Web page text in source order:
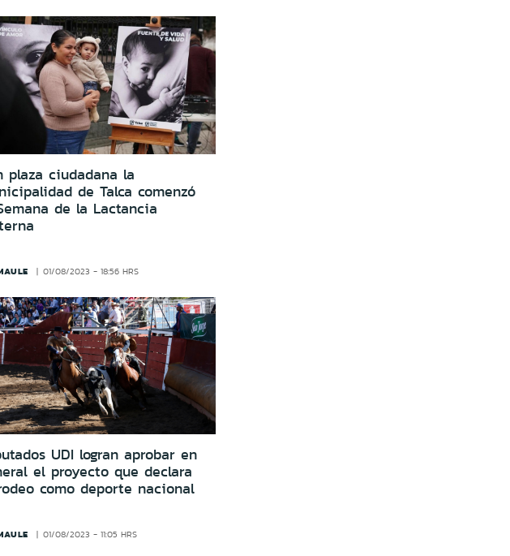
plaza ciudadana la
de Talca comenzó
de la Lactancia
01/08/2023 - 18:56 HRS
UDI logran aprobar en
el proyecto que declara
como deporte nacional
01/08/2023 - 11:05 HRS